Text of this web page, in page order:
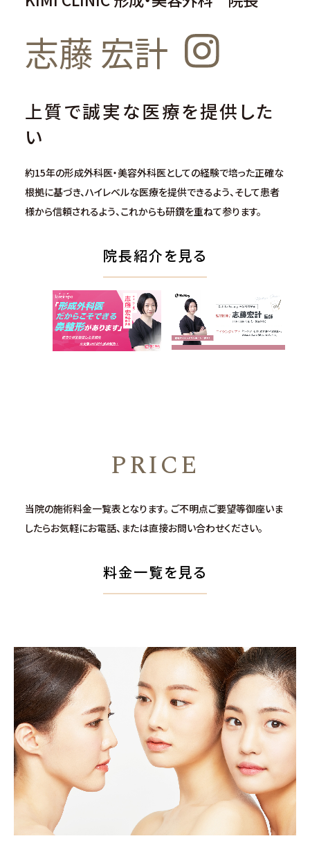
志藤 宏計
上質で誠実な医療を提供した
い
約15年の形成外科医・美容外科医としての経験で培った正確な
根拠に基づき、ハイレベルな医療を提供できるよう、そして患者
様から信頼されるよう、これからも研鑽を重ねて参ります。
院長紹介を見る
PRICE
当院の施術料金一覧表となります。 ご不明点ご要望等御座いま
したらお気軽にお電話、または直接お問い合わせください。
料金一覧を見る